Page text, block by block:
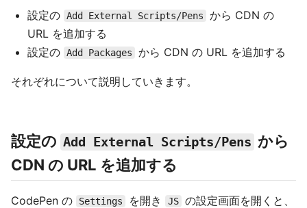
設定の Add External Scripts/Pens
から CDN の
URL を追加する
設定の Add Packages から CDN の URL を追加する
それぞれについて説明していきます。
設定の Add External Scripts/Pens から
CDN の URL を追加する
CodePen の Settings を開き JS の設定画面を開くと、